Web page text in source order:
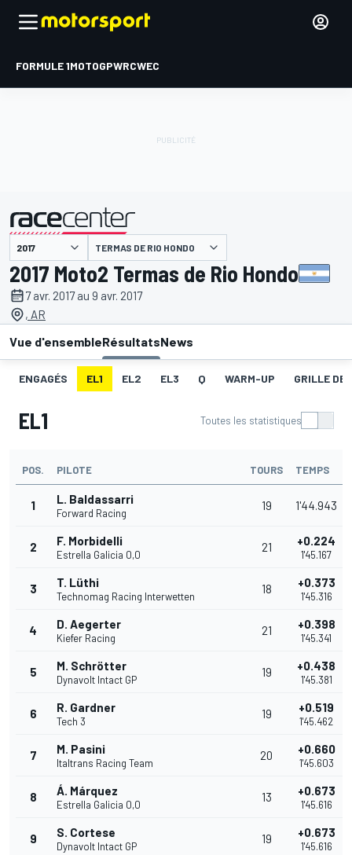
FORMULE 1MOTOGPWRCWEC
présenté par TERMAS DE RIO HONDO
2017 Moto2 Termas de Rio Hondo
7 avr. 2017 au 9 avr. 2017
, AR
Vue d'ensembleRésultatsNews
ENGAGÉS EL1 EL2 EL3 Q WARM-UP GRILLE DE
EL1 Toutes les statistiques
POS. PILOTE TOURS TEMPS
1 L. Baldassarri
Forward Racing
19 1'44.943
2 F. Morbidelli
Estrella Galicia 0,0
21 +0.224
1'45.167
3 T. Lüthi
Technomag Racing Interwetten
18 +0.373
1'45.316
4 D. Aegerter
Kiefer Racing
21 +0.398
1'45.341
5 M. Schrötter
Dynavolt Intact GP
19 +0.438
1'45.381
6 R. Gardner
Tech 3
19 +0.519
1'45.462
7 M. Pasini
Italtrans Racing Team
20 +0.660
1'45.603
8 Á. Márquez
Estrella Galicia 0,0
13 +0.673
1'45.616
9 S. Cortese
Dynavolt Intact GP
19 +0.673
1'45.616